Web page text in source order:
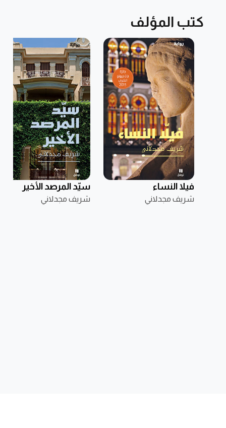
كتب المؤلف
فيلا النساء
شريف مجدلاني
سيّد المرصد الأخير
شريف مجدلاني